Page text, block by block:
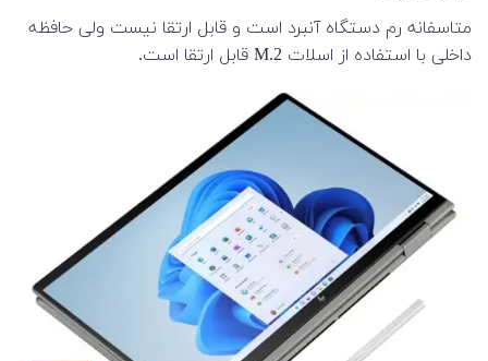
متاسفانه رم دستگاه آنبرد است و قابل ارتقا نیست ولی حافظه
داخلی با استفاده از اسلات M.2 قابل ارتقا است.